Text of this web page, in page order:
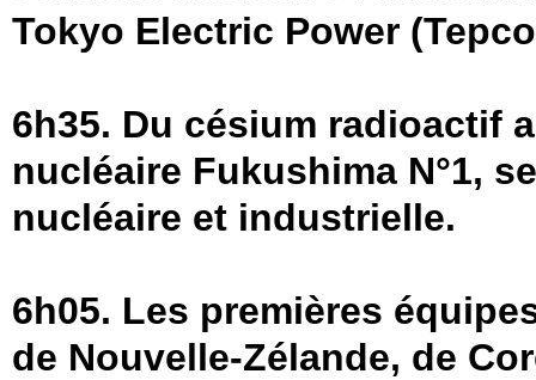
Tokyo Electric Power
6h35. Du césium radioactif
nucléaire Fukushima N°1,
nucléaire et industrielle.
6h05. Les premières
de Nouvelle-Zélande, de